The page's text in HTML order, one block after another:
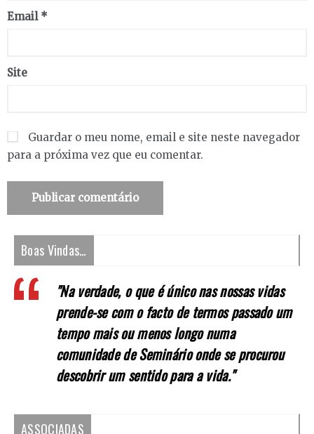
Email *
Site
Guardar o meu nome, email e site neste navegador
para a próxima vez que eu comentar.
Boas Vindas…
"Na verdade, o que é único nas nossas vidas
prende-se com o facto de termos passado um
tempo mais ou menos longo numa
comunidade de Seminário onde se procurou
descobrir um sentido para a vida."
ASSOCIADAS